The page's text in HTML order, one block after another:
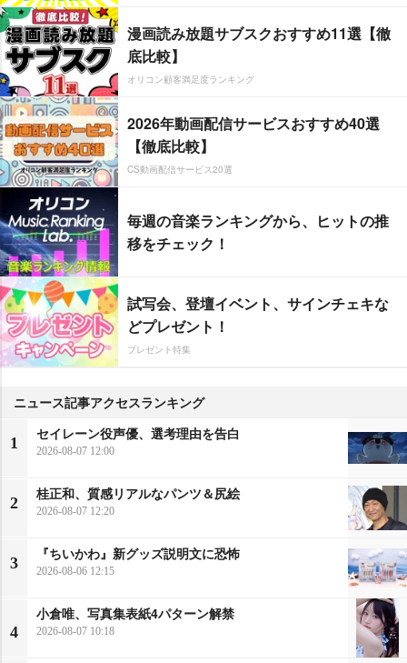
漫画読み放題サブスクおすすめ11選【徹
底比較】
オリコン顧客満足度ランキング
2026年動画配信サービスおすすめ40選
【徹底比較】
CS動画配信サービス20選
毎週の音楽ランキングから、ヒットの推
移をチェック！
試写会、登壇イベント、サインチェキな
どプレゼント！
プレゼント特集
ニュース記事アクセスランキング
1
セイレーン役声優、選考理由を告白
2026-08-07 12:00
2
桂正和、質感リアルなパンツ＆尻絵
2026-08-07 12:20
3
『ちいかわ』新グッズ説明文に恐怖
2026-08-06 12:15
4
小倉唯、写真集表紙4パターン解禁
2026-08-07 10:18